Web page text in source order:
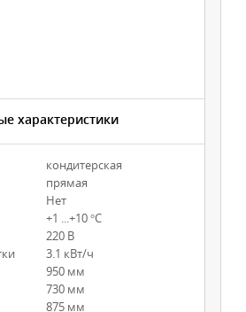
характеристики
кондитерская
прямая
Нет
+1 ...+10 °С
220 В
3.1 кВт/ч
950 мм
730 мм
875 мм